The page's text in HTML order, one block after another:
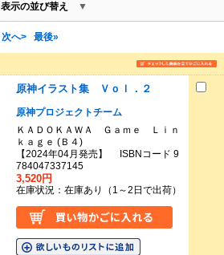
表示の並び替え
次へ> 最後»
原神イラスト集 Ｖｏｌ．２
原神プロジェクトチーム
ＫＡＤＯＫＡＷＡ Ｇａｍｅ Ｌｉｎ
ｋａｇｅ (Ｂ４)
【2024年04月発売】 ISBNコード 9
784047337145
3,520円
在庫状況：在庫あり（1～2日で出荷）